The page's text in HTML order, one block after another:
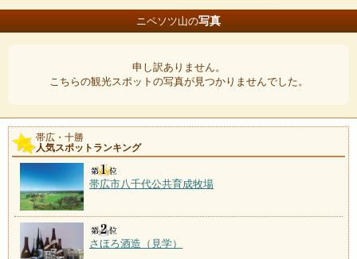
ニペソツ山の写真
申し訳ありません。
こちらの観光スポットの写真が見つかりませんでした。
帯広・十勝
人気スポットランキング
帯広市八千代公共育成牧場
さほろ酒造（見学）